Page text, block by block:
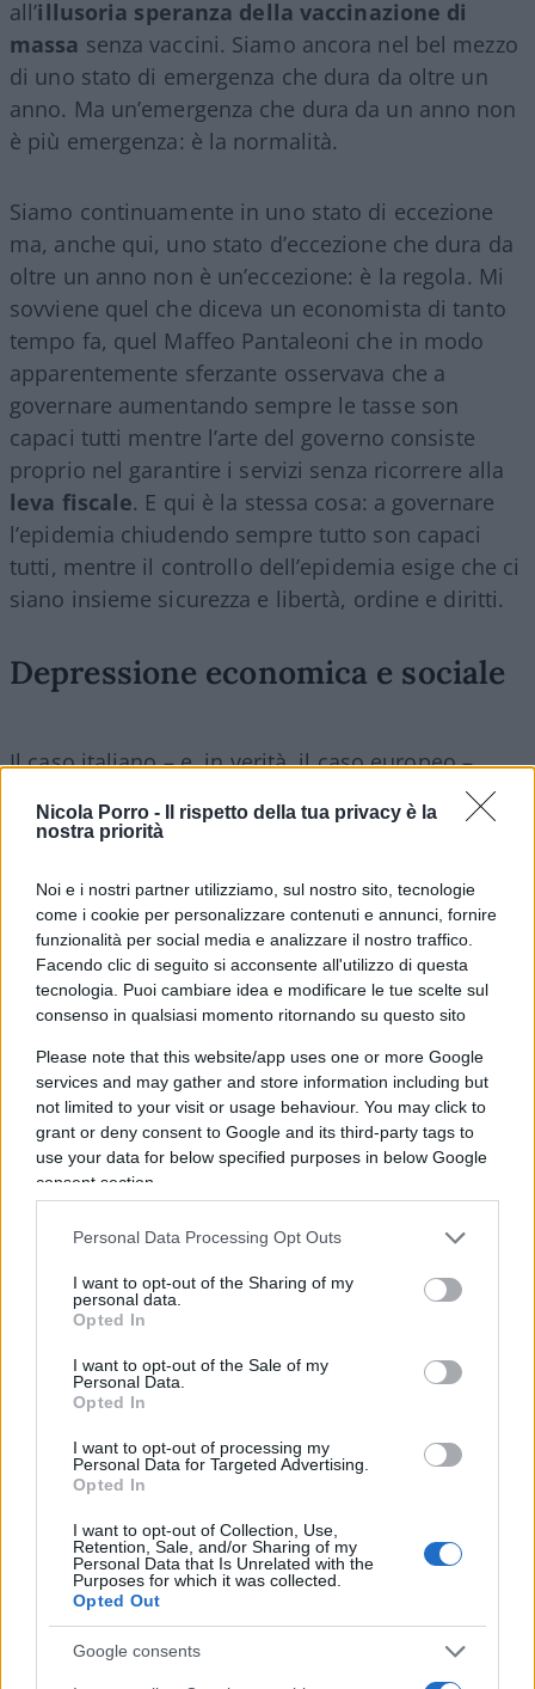
Nicola Porro -
Il rispetto della tua privacy è la
nostra priorità
Noi e i nostri partner utilizziamo, sul nostro sito, tecnologie
come i cookie per personalizzare contenuti e annunci, fornire
funzionalità per social media e analizzare il nostro traffico.
Facendo clic di seguito si acconsente all'utilizzo di questa
tecnologia. Puoi cambiare idea e modificare le tue scelte sul
consenso in qualsiasi momento ritornando su questo sito
Please note that this website/app uses one or more Google
services and may gather and store information including but
not limited to your visit or usage behaviour. You may click to
grant or deny consent to Google and its third-party tags to
use your data for below specified purposes in below Google
consent section.
Personal Data Processing Opt Outs
I want to opt-out of the Sharing of my
personal data.
Opted In
I want to opt-out of the Sale of my
Personal Data.
Opted In
I want to opt-out of processing my
Personal Data for Targeted Advertising.
Opted In
I want to opt-out of Collection, Use,
Retention, Sale, and/or Sharing of my
Personal Data that Is Unrelated with the
Purposes for which it was collected.
Opted Out
Google consents
all’illusoria speranza della vaccinazione di
massa senza vaccini. Siamo ancora nel bel mezzo
di uno stato di emergenza che dura da oltre un
anno. Ma un’emergenza che dura da un anno non
è più emergenza: è la normalità.
Siamo continuamente in uno stato di eccezione
ma, anche qui, uno stato d’eccezione che dura da
oltre un anno non è un’eccezione: è la regola. Mi
sovviene quel che diceva un economista di tanto
tempo fa, quel Maffeo Pantaleoni che in modo
apparentemente sferzante osservava che a
governare aumentando sempre le tasse son
capaci tutti mentre l’arte del governo consiste
proprio nel garantire i servizi senza ricorrere alla
leva fiscale. E qui è la stessa cosa: a governare
l’epidemia chiudendo sempre tutto son capaci
tutti, mentre il controllo dell’epidemia esige che ci
siano insieme sicurezza e libertà, ordine e diritti.
Depressione economica e sociale
Il caso italiano – e, in verità, il caso europeo –,
però, non ricade nemmeno in questa tipologia ma
in una terza più disastrosa: quella del danno e
pratiche e culturali, non abbiamo ottenuto alcun
risultato tranne uno: la depressione economica e
sociale dell’Italia. Dunque, non sarà il caso di
cambiare finalmente strada? Il nuovogoverno
Draghisi è sobbarcato un’eredità disastrosa. Ne
siamo consapevoli. Tuttavia, non possiamo
sempre giustificare l’immobilismo del presente
con le irresponsabilità del passato. Pur
considerando, come è giusto fare, i limiti della
situazione è necessario prendere atto che il
l’epidemia da Covid-19 produce un problema di
amministrazione sanitaria e dopo, solo dopo, un
problema di ordine clinico. È compito del
almeno per una volta, se invertito muta
radicalmente il risultato.
Cultura statalista, morte della
libertà
L’idea di usare la paura come leva politica ed
elevarla addirittura a strumento di governo al fine
di controllare la società e impedire il
sovraffollamento negli ospedali e nelle terapie